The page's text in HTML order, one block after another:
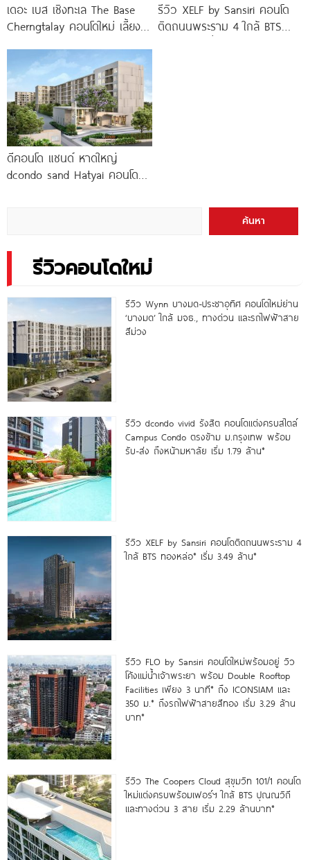
เดอะ เบส เชิงทะเล The Base
Cherngtalay คอนโดใหม่ เลี้ยง
รีวิว XELF by Sansiri คอนโด
ติดถนนพระราม 4 ใกล้ BTS
ดีคอนโด แซนด์ หาดใหญ่
dcondo sand Hatyai คอนโด
ค้นหา
รีวิวคอนโดใหม่
รีวิว Wynn บางมด-ประชาอุทิศ คอนโดใหม่ย่าน
‘บางมด’ ใกล้ มจธ., ทางด่วน และรถไฟฟ้าสาย
สีม่วง
รีวิว dcondo vivid รังสิต คอนโดแต่งครบสไตล์
Campus Condo ตรงข้าม ม.กรุงเทพ พร้อม
รับ-ส่ง ถึงหน้ามหาลัย เริ่ม 1.79 ล้าน*
รีวิว XELF by Sansiri คอนโดติดถนนพระราม 4
ใกล้ BTS ทองหล่อ* เริ่ม 3.49 ล้าน*
รีวิว FLO by Sansiri คอนโดใหม่พร้อมอยู่ วิว
โค้งแม่น้ำเจ้าพระยา พร้อม Double Rooftop
Facilities เพียง 3 นาที* ถึง ICONSIAM และ
350 ม.* ถึงรถไฟฟ้าสายสีทอง เริ่ม 3.29 ล้าน
บาท*
รีวิว The Coopers Cloud สุขุมวิท 101/1 คอนโด
ใหม่แต่งครบพร้อมเฟอร์ฯ ใกล้ BTS ปุณณวิถี
และทางด่วน 3 สาย เริ่ม 2.29 ล้านบาท*